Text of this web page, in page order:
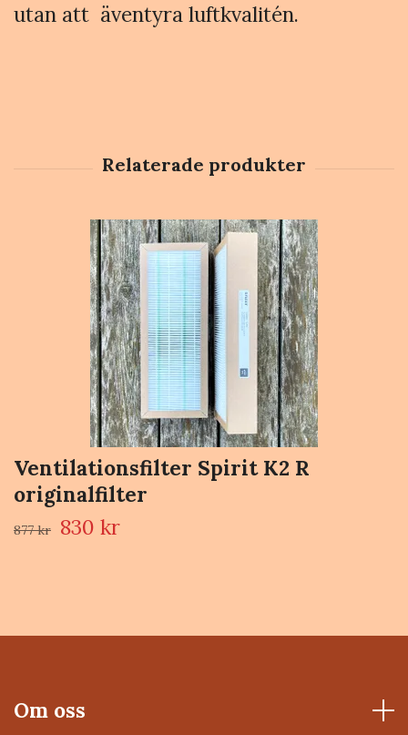
utan att äventyra luftkvalitén.
Ventilationsfilter Spirit K2 R
originalfilter
877 kr 830 kr
Om oss